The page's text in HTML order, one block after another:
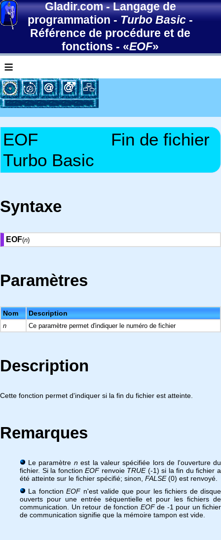
Gladir.com-Langage de
programmation-Turbo Basic-
Référence de procédure et de
fonctions - «EOF»
≡
EOF
Fin de fichier
Turbo Basic
Syntaxe
EOF(n)
Paramètres
Nom Description
n Ce paramètre permet d'indiquer le numéro de fichier
Description
Cette fonction permet d'indiquer si la fin du fichier est atteinte.
Remarques
Le paramètre nest la valeur spécifiée lors de l'ouverture du
fichier. Si la fonctionEOFrenvoie TRUE(-1) si la fin du fichier a
été atteinte sur le fichier spécifié; sinon, FALSE(0) est renvoyé.
La fonction EOFn'est valide que pour les fichiers de disque
ouverts pour une entrée séquentielle et pour les fichiers de
communication. Un retour de fonction EOFde -1 pour un fichier
de communication signifie que la mémoire tampon est vide.